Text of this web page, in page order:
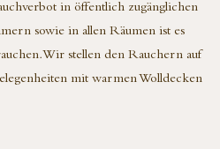
in öffentlich zugänglichen
sowie in allen Räumen ist es
Wir stellen den Rauchern auf
mit warmen Wolldecken